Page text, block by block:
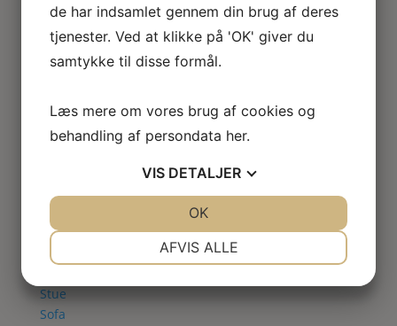
Café
Badeværelse
Bibliotek / kontor / arbejdsværelse
Børneværelse
Køkken
Soveværelse
Klædeskab
Vitrineskab
Spisebord
Stue
Sofa
de har indsamlet gennem din brug af deres
tjenester. Ved at klikke på 'OK' giver du
samtykke til disse formål.
Læs mere om vores brug af cookies og
behandling af persondata her.
VIS DETALJER
AFVIS ALLE
OK